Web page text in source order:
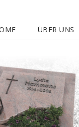
ÜBER UNS